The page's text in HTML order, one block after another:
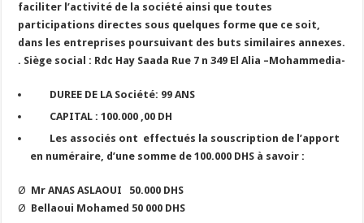
faciliter l’activité de la société ainsi que toutes
participations directes sous quelques forme que ce soit,
dans les entreprises poursuivant des buts similaires annexes.
. Siège social : Rdc Hay Saada Rue 7 n 349 El Alia –Mohammedia-
DUREE DE LA Société: 99 ANS
CAPITAL : 100.000 ,00 DH
Les associés ont effectués la souscription de l’apport
en numéraire, d’une somme de 100.000 DHS à savoir :
Ø Mr ANAS ASLAOUI 50.000 DHS
Ø Bellaoui Mohamed 50 000 DHS